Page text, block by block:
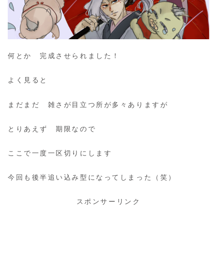
何とか 完成させられました！
よく見ると
まだまだ 雑さが目立つ所が多々ありますが
とりあえず 期限なので
ここで一度一区切りにします
今回も後半追い込み型になってしまった（笑）
スポンサーリンク